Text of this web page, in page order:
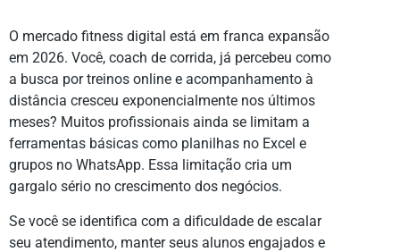
O mercado fitness digital está em franca expansão
em 2026. Você, coach de corrida, já percebeu como
a busca por treinos online e acompanhamento à
distância cresceu exponencialmente nos últimos
meses? Muitos profissionais ainda se limitam a
ferramentas básicas como planilhas no Excel e
grupos no WhatsApp. Essa limitação cria um
gargalo sério no crescimento dos negócios.
Se você se identifica com a dificuldade de escalar
seu atendimento, manter seus alunos engajados e